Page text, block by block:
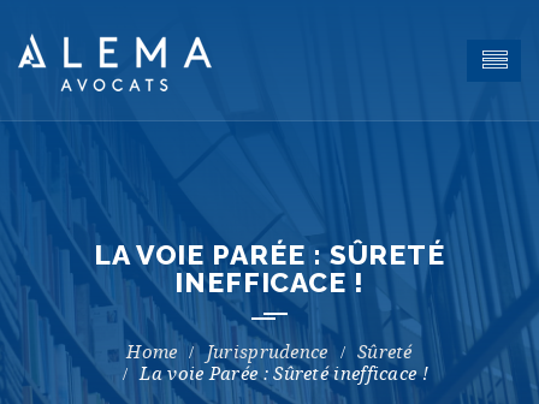
LA VOIE PARÉE : SÛRETÉ
INEFFICACE !
Jurisprudence
Sûreté
La voie Parée : Sûreté inefficace !